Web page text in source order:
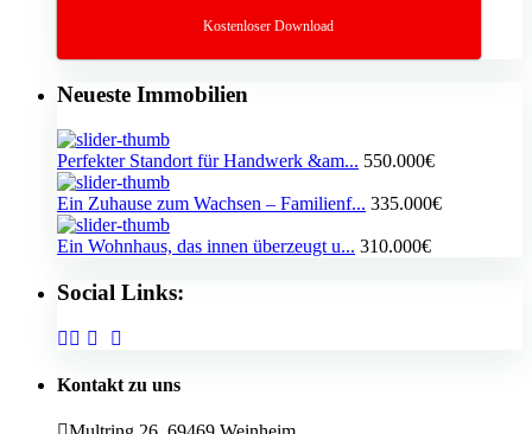
Kostenloser Download
Neueste Immobilien
Perfekter Standort für Handwerk &am... 550.000€
Ein Zuhause zum Wachsen – Familienf... 335.000€
Ein Wohnhaus, das innen überzeugt u... 310.000€
Social Links:
Kontakt zu uns